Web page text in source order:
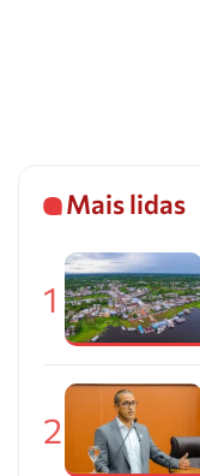
Mais lidas
1
2